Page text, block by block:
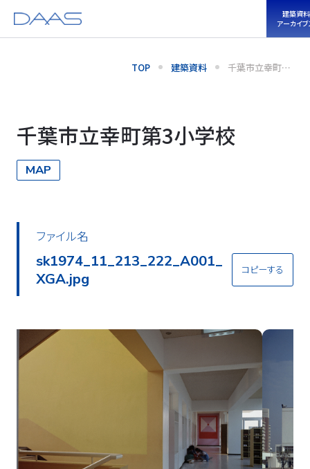
建築資料
アーカイ
TOP 建築資料 千葉市立幸町第
3小学校
千葉市立幸町第3小学校
MAP
ファイル名
sk1974_11_213_222_A001_
XGA.jpg
コピーする